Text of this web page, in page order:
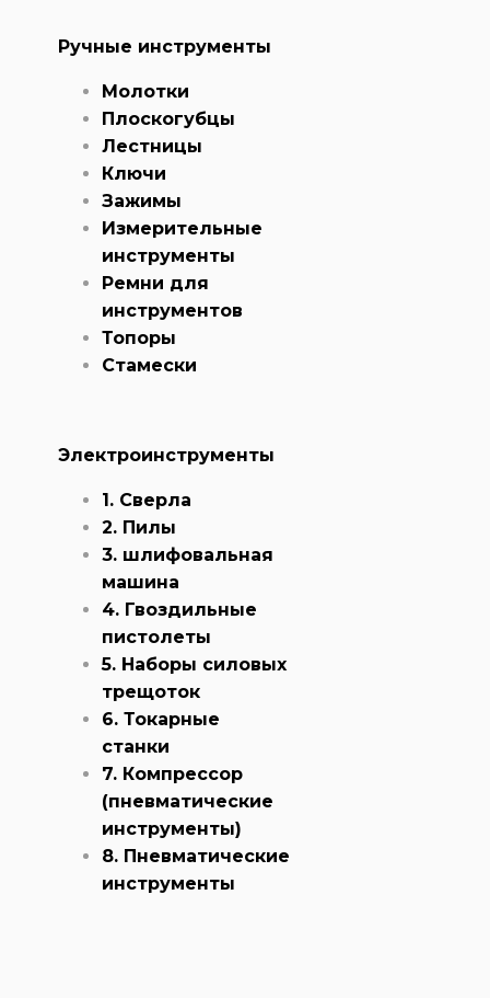
Ручные инструменты
Молотки
Плоскогубцы
Лестницы
Ключи
Зажимы
Измерительные
инструменты
Ремни для
инструментов
Топоры
Стамески
Электроинструменты
1. Сверла
2. Пилы
3. шлифовальная
машина
4. Гвоздильные
пистолеты
5. Наборы силовых
трещоток
6. Токарные
станки
7. Компрессор
(пневматические
инструменты)
8. Пневматические
инструменты